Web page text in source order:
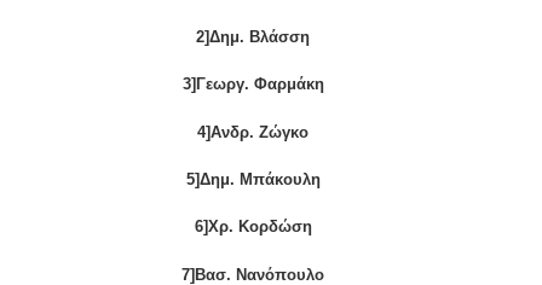
2]Δημ. Βλάσση
3]Γεωργ. Φαρμάκη
4]Ανδρ. Ζώγκο
5]Δημ. Μπάκουλη
6]Χρ. Κορδώση
7]Βασ. Νανόπουλο